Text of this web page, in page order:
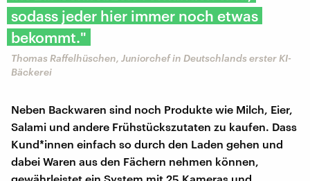
sodass jeder hier immer noch etwas
bekommt."
Thomas Raffelhüschen, Juniorchef in Deutschlands erster KI-
Bäckerei
Neben Backwaren sind noch Produkte wie Milch, Eier,
Salami und andere Frühstückszutaten zu kaufen. Dass
Kund*innen einfach so durch den Laden gehen und
dabei Waren aus den Fächern nehmen können,